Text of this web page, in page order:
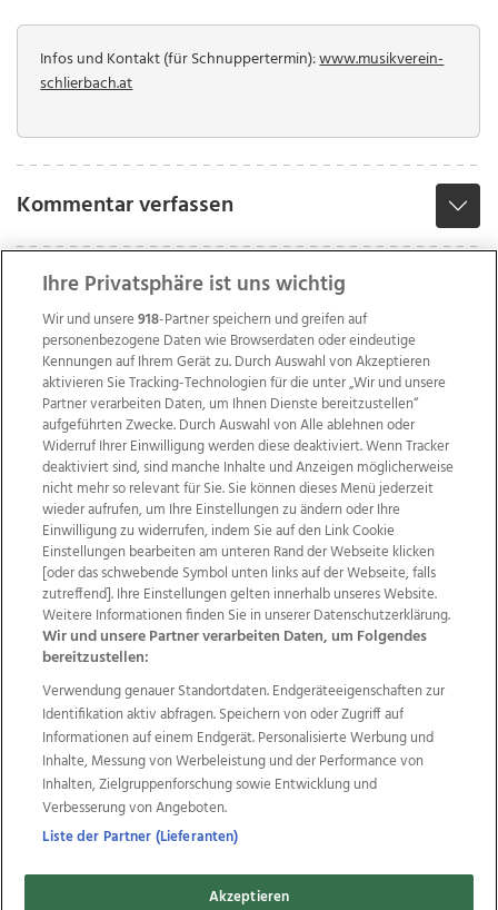
Infos und Kontakt (für Schnuppertermin):www.musikverein-
schlierbach.at
Kommentar verfassen
Wir über uns Mediadaten Kontakt
Jobs
Datenschutz
Impressum
AGB Anzeigekunden
AGB Website
Ehrenkodex Politische Werbung
Weitere Angebote des Medienhauses Wimmer
TV1 di-mog-i.at OÖNow
Ischler Woche
Life Radio
OÖNachrichten
OÖN Immobilien
OÖN Karriere
OÖN Reise
Promenaden Galerien
Regionaljobs
wasistlos.at wirtrauern.at
Copyrights © 2026 Tips Zeitungs GmbH & Co KG
Ihre Privatsphäre ist uns wichtig
Wir und unsere918-Partner speichern und greifen auf
personenbezogene Daten wie Browserdaten oder eindeutige
Kennungen auf Ihrem Gerät zu. Durch Auswahl von Akzeptieren
aktivieren Sie Tracking-Technologien für die unter „Wir und unsere
Partner verarbeiten Daten, um Ihnen Dienste bereitzustellen“
aufgeführten Zwecke. Durch Auswahl von Alle ablehnen oder
Widerruf Ihrer Einwilligung werden diese deaktiviert. Wenn Tracker
deaktiviert sind, sind manche Inhalte und Anzeigen möglicherweise
nicht mehr so relevant für Sie. Sie können dieses Menü jederzeit
wieder aufrufen, um Ihre Einstellungen zu ändern oder Ihre
Einwilligung zu widerrufen, indem Sie auf den Link Cookie
Einstellungen bearbeiten am unteren Rand der Webseite klicken
[oder das schwebende Symbol unten links auf der Webseite, falls
zutreffend]. Ihre Einstellungen gelten innerhalb unseres Website.
Weitere Informationen finden Sie in unserer Datenschutzerklärung.
Wir und unsere Partner verarbeiten Daten, um Folgendes
bereitzustellen:
Verwendung genauer Standortdaten. Endgeräteeigenschaften zur
Identifikation aktiv abfragen. Speichern von oder Zugriff auf
Informationen auf einem Endgerät. Personalisierte Werbung und
Inhalte, Messung von Werbeleistung und der Performance von
Inhalten, Zielgruppenforschung sowie Entwicklung und
Verbesserung von Angeboten.
Liste der Partner (Lieferanten)
Akzeptieren